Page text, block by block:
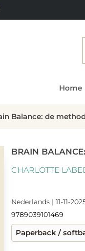
Home
Balance: de
BRAIN
CHARLOTTE
Nederlands | 11-11-
9789039101469
Paperback /